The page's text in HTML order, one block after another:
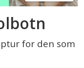
for den som